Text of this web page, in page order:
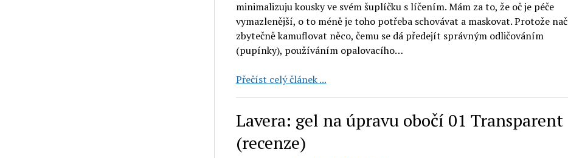
minimalizuju kousky ve svém šuplíčku s líčením. Mám za to, že oč je péče
vymazlenější, o to méně je toho potřeba schovávat a maskovat. Protože nač
zbytečně kamuflovat něco, čemu se dá předejít správným odličováním
(pupínky), používáním opalovacího…
Přečíst celý článek ...Ere
s
Lavera: gel na úpravu obočí 01 Transparent
(recenze)